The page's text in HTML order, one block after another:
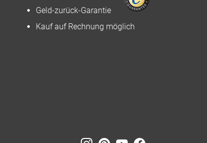
Geld-zurück-Garantie
Kauf auf Rechnung möglich